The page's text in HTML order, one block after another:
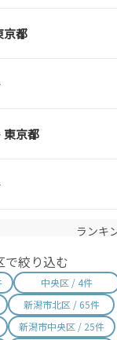
イト
イト 東京都
達員 大阪府
人人
京都
東京都
ランキ
で絞り込む
中央区 / 4件
新潟市北区 / 65件
新潟市中央区 / 25件